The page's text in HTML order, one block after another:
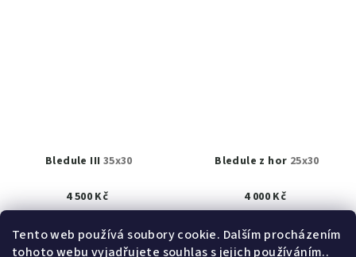
Tento web používá soubory cookie. Dalším procházením
tohoto webu vyjadřujete souhlas s jejich používáním..
Bledule III 35x30
4 500 Kč
Bledule z hor 25x30
4 000 Kč